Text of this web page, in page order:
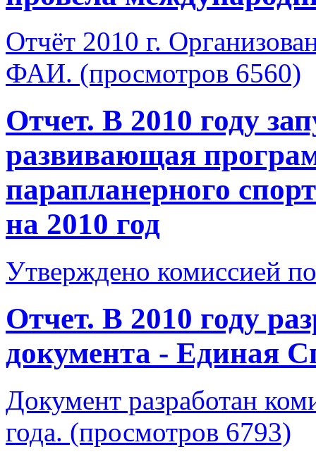
Отчёт 2010 г.
ФАИ. (просмотров 6560)
Отчет. В 2010 году
развивающая
парапланерного
на 2010 год
Утверждено комиссией
Отчет. В 2010 году
документа - Единая
Документ разработан
года. (просмотров 6793)